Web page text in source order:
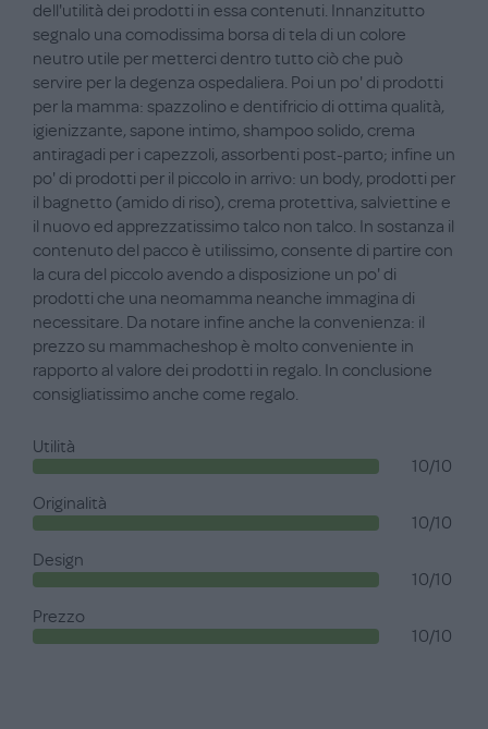
dell'utilità dei prodotti in essa contenuti. Innanzitutto
segnalo una comodissima borsa di tela di un colore
neutro utile per metterci dentro tutto ciò che può
servire per la degenza ospedaliera. Poi un po' di prodotti
per la mamma: spazzolino e dentifricio di ottima qualità,
igienizzante, sapone intimo, shampoo solido, crema
antiragadi per i capezzoli, assorbenti post-parto; infine un
po' di prodotti per il piccolo in arrivo: un body, prodotti per
il bagnetto (amido di riso), crema protettiva, salviettine e
il nuovo ed apprezzatissimo talco non talco. In sostanza il
contenuto del pacco è utilissimo, consente di partire con
la cura del piccolo avendo a disposizione un po' di
prodotti che una neomamma neanche immagina di
necessitare. Da notare infine anche la convenienza: il
prezzo su mammacheshop è molto conveniente in
rapporto al valore dei prodotti in regalo. In conclusione
consigliatissimo anche come regalo.
Utilità
10/10
Originalità
10/10
Design
10/10
Prezzo
10/10